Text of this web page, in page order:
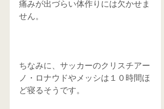
痛みが出づらい体作りには欠かせま
せん。
ちなみに、サッカーのクリスチアー
ノ・ロナウドやメッシは１０時間ほ
ど寝るそうです。